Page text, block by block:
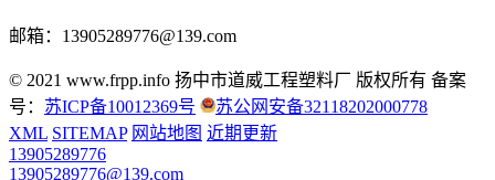
邮箱：13905289776@139.com
© 2021 www.frpp.info 扬中市道威工程塑料厂 版权所有 备案
号： 苏ICP备10012369号
苏公网安备32118202000778
XML SITEMAP 网站地图 近期更新
13905289776
13905289776@139.com